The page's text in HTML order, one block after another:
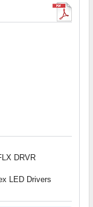
DRVR
LED Drivers